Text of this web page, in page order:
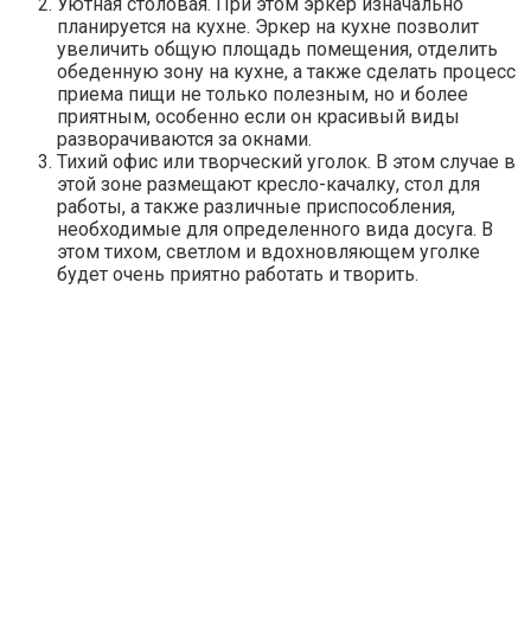
планируется на кухне. Эркер на кухне позволит
увеличить общую площадь помещения, отделить
обеденную зону на кухне, а также сделать процесс
приема пищи не только полезным, но и более
приятным, особенно если он красивый виды
разворачиваются за окнами.
Тихий офис или творческий уголок. В этом случае в
этой зоне размещают кресло-качалку, стол для
работы, а также различные приспособления,
необходимые для определенного вида досуга. В
этом тихом, светлом и вдохновляющем уголке
будет очень приятно работать и творить.